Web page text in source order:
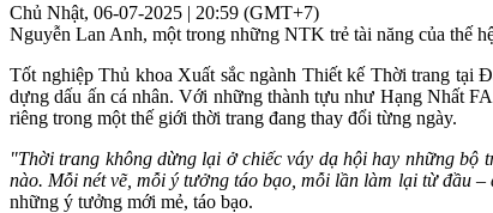
Chủ Nhật, 06-07-2025 | 20:59 (GMT+7)
Nguyễn Lan Anh, một trong những NTK trẻ tài năng của thế
Tốt nghiệp Thủ khoa Xuất sắc ngành Thiết kế Thời trang tại
dựng dấu ấn cá nhân. Với những thành tựu như Hạng Nhất
riêng trong một thế giới thời trang đang thay đổi từng ngày.
"Thời trang không dừng lại ở chiếc váy dạ hội hay những bộ
nào. Mỗi nét vẽ, mỗi ý tưởng táo bạo, mỗi lần làm lại từ đầu
những ý tưởng mới mẻ, táo bạo.